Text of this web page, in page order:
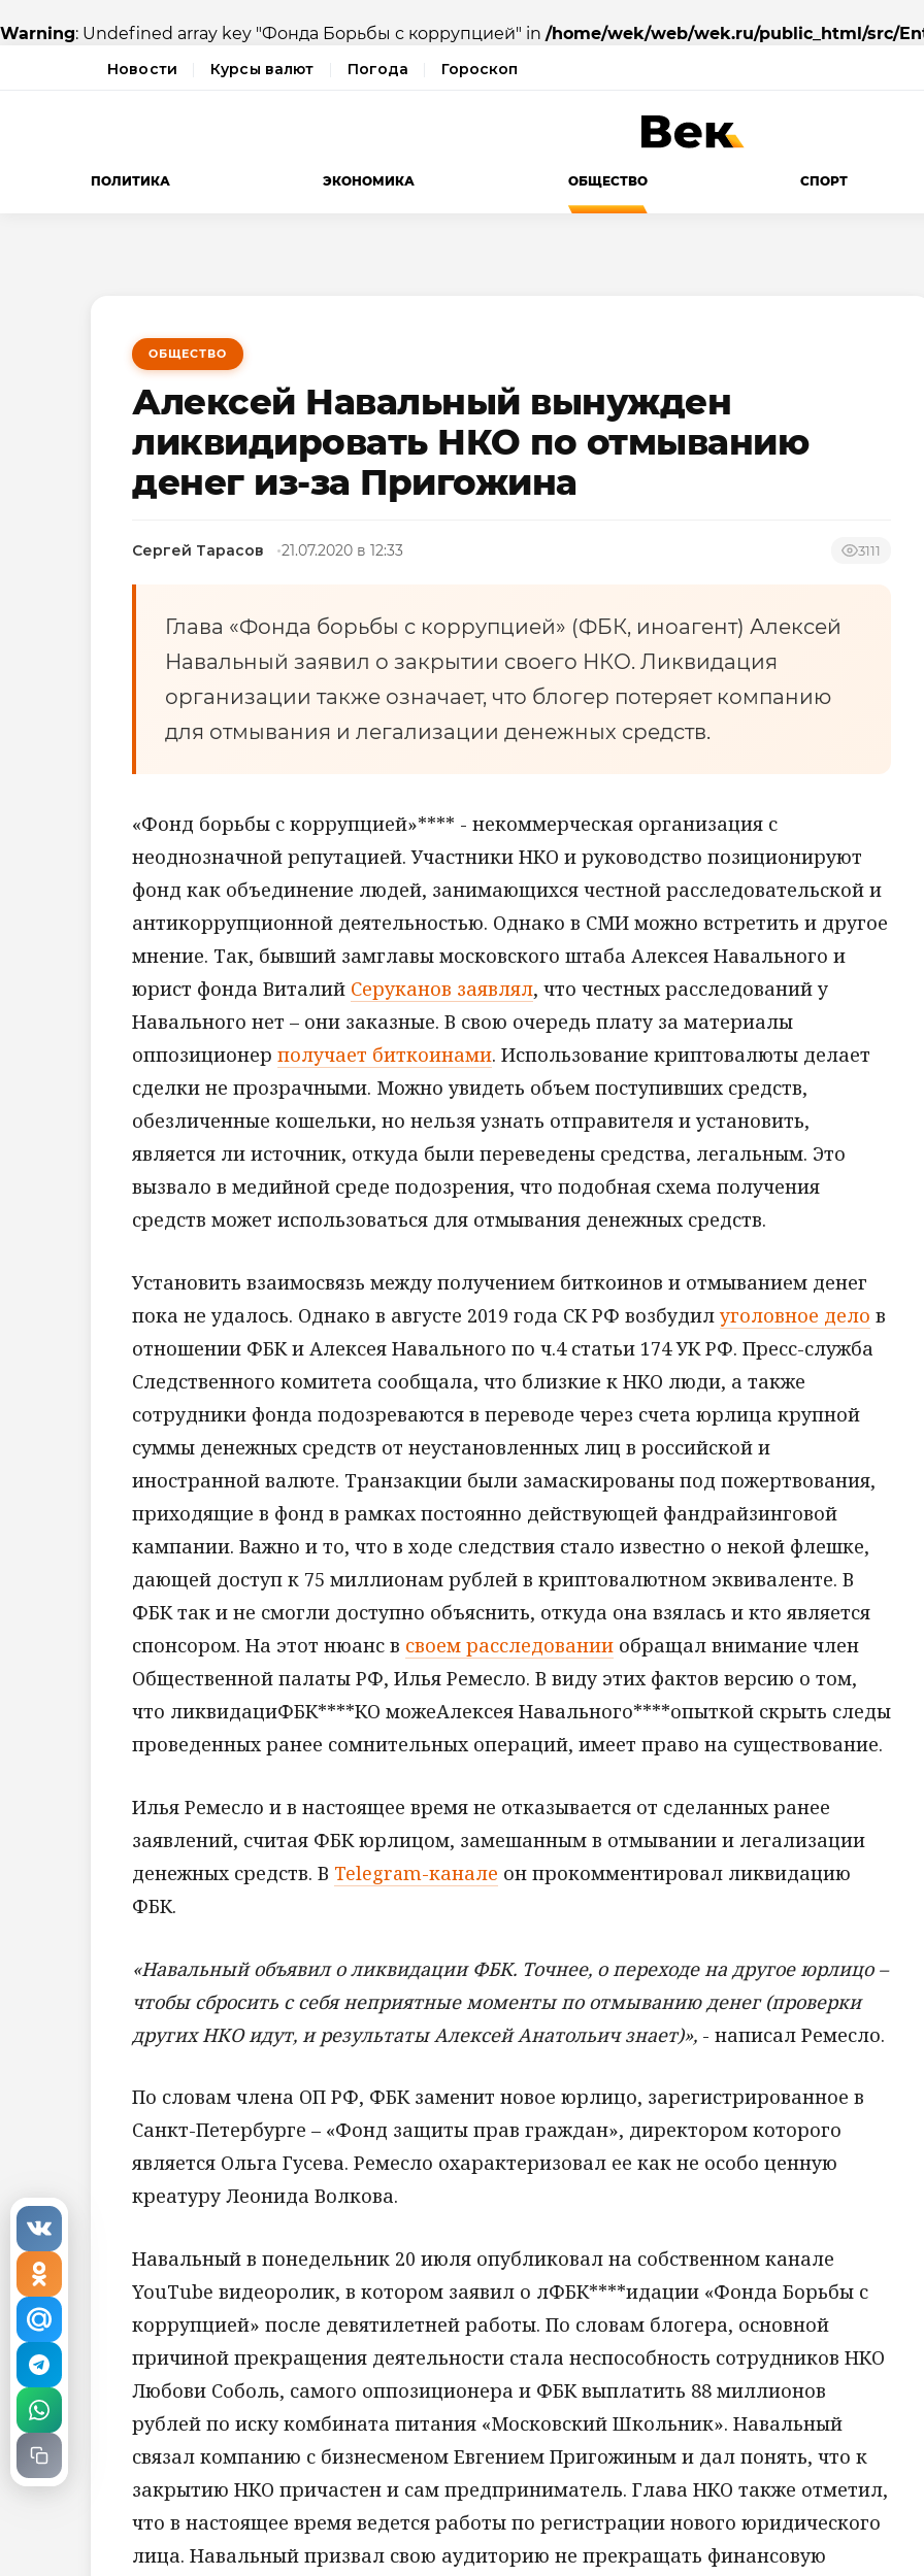
Warning: Undefined array key "Фонда Борьбы с коррупцией" in /home/wek/web/wek.ru/public_html/src/
Новости Курсы валют Погода Гороскоп
ПОЛИТИКА ЭКОНОМИКА ОБЩЕСТВО СПОРТ
ОБЩЕСТВО
Алексей Навальный вынужден
ликвидировать НКО по отмыванию
денег из-за Пригожина
Сергей Тарасов 21.07.2020 в 12:33 3111
Глава «Фонда борьбы с коррупцией» (ФБК, иноагент) Алексей
Навальный заявил о закрытии своего НКО. Ликвидация
организации также означает, что блогер потеряет компанию
для отмывания и легализации денежных средств.
«Фонд борьбы с коррупцией»**** - некоммерческая организация с
неоднозначной репутацией. Участники НКО и руководство позиционируют
фонд как объединение людей, занимающихся честной расследовательской и
антикоррупционной деятельностью. Однако в СМИ можно встретить и другое
мнение. Так, бывший замглавы московского штаба Алексея Навального и
юрист фонда Виталий Серуканов заявлял, что честных расследований у
Навального нет – они заказные. В свою очередь плату за материалы
оппозиционер получает биткоинами. Использование криптовалюты делает
сделки не прозрачными. Можно увидеть объем поступивших средств,
обезличенные кошельки, но нельзя узнать отправителя и установить,
является ли источник, откуда были переведены средства, легальным. Это
вызвало в медийной среде подозрения, что подобная схема получения
средств может использоваться для отмывания денежных средств.
Установить взаимосвязь между получением биткоинов и отмыванием денег
пока не удалось. Однако в августе 2019 года СК РФ возбудилуголовное дело в
отношении ФБК и Алексея Навального по ч.4 статьи 174 УК РФ. Пресс-служба
Следственного комитета сообщала, что близкие к НКО люди, а также
сотрудники фонда подозреваются в переводе через счета юрлица крупной
суммы денежных средств от неустановленных лиц в российской и
иностранной валюте. Транзакции были замаскированы под пожертвования,
приходящие в фонд в рамках постоянно действующей фандрайзинговой
кампании. Важно и то, что в ходе следствия стало известно о некой флешке,
дающей доступ к 75 миллионам рублей в криптовалютном эквиваленте. В
ФБК так и не смогли доступно объяснить, откуда она взялась и кто является
спонсором. На этот нюанс в своем расследовании обращал внимание член
Общественной палаты РФ, Илья Ремесло. В виду этих фактов версию о том,
что ликвидациФБК****КО можеАлексея Навального****опыткой скрыть следы
проведенных ранее сомнительных операций, имеет право на существование.
Илья Ремесло и в настоящее время не отказывается от сделанных ранее
заявлений, считая ФБК юрлицом, замешанным в отмывании и легализации
денежных средств. В Telegram-канале он прокомментировал ликвидацию
ФБК.
«Навальный объявил о ликвидации ФБК. Точнее, о переходе на другое юрлицо –
чтобы сбросить с себя неприятные моменты по отмыванию денег (проверки
других НКО идут, и результаты Алексей Анатольич знает)», - написал Ремесло.
По словам члена ОП РФ, ФБК заменит новое юрлицо, зарегистрированное в
Санкт-Петербурге – «Фонд защиты прав граждан», директором которого
является Ольга Гусева. Ремесло охарактеризовал ее как не особо ценную
креатуру Леонида Волкова.
Навальный в понедельник 20 июля опубликовал на собственном канале
YouTube видеоролик, в котором заявил о лФБК****идации «Фонда Борьбы с
коррупцией» после девятилетней работы. По словам блогера, основной
причиной прекращения деятельности стала неспособность сотрудников НКО
Любови Соболь, самого оппозиционера и ФБК выплатить 88 миллионов
рублей по иску комбината питания «Московский Школьник». Навальный
связал компанию с бизнесменом Евгением Пригожиным и дал понять, что к
закрытию НКО причастен и сам предприниматель. Глава НКО также отметил,
что в настоящее время ведется работы по регистрации нового юридического
лица. Навальный призвал свою аудиторию не прекращать финансовую